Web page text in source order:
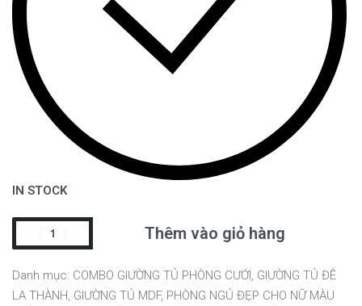
IN STOCK
Thêm vào giỏ hàng
Danh mục: COMBO GIƯỜNG TỦ PHÒNG CƯỚI, GIƯỜNG TỦ ĐÊ
LA THÀNH, GIƯỜNG TỦ MDF, PHÒNG NGỦ ĐẸP CHO NỮ MÀU